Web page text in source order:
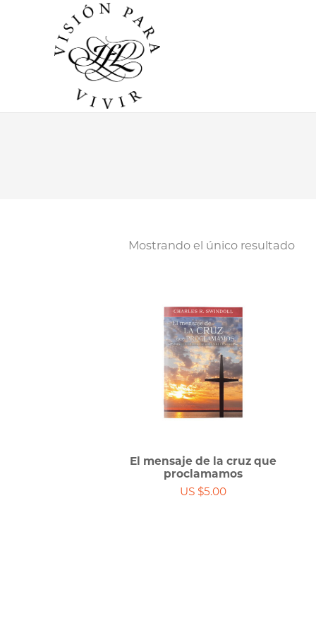
Mostrando el único resultado
El mensaje de la cruz que
proclamamos
US $5.00